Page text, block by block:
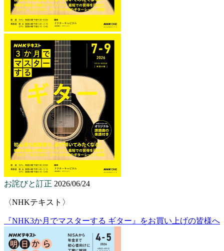
お詫びと訂正 2026/06/24
〈NHKテキスト〉
『NHK3か月でマスターする ギター』をお買い上げの皆様へ